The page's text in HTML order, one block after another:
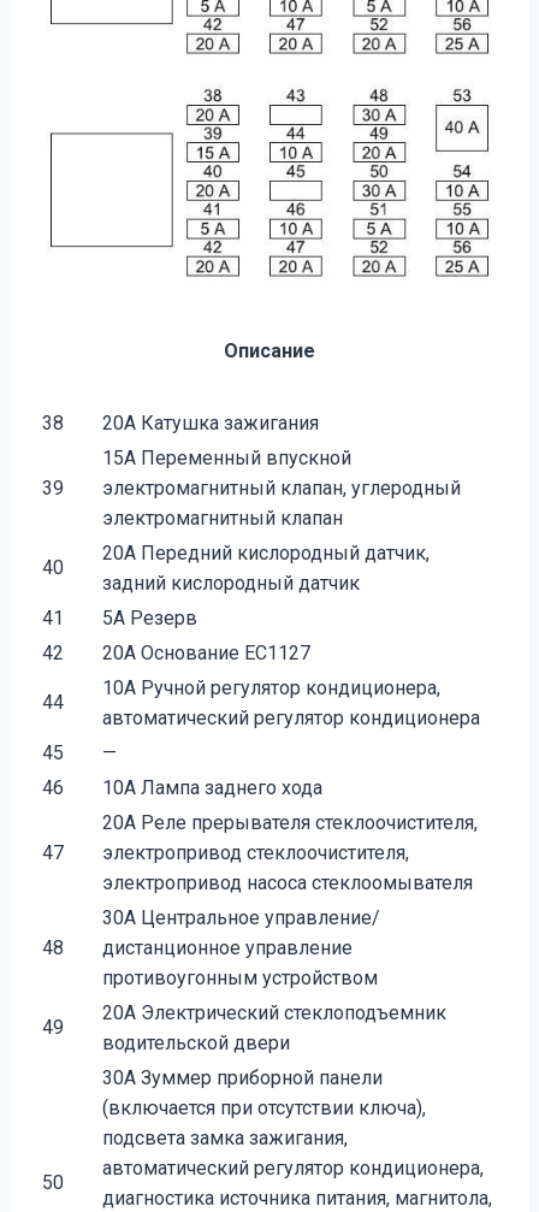
Описание
38 20A Катушка зажигания
39
15A Переменный впускной
электромагнитный кла­пан, углеродный
электромагнитный клапан
40
20A Передний кислородный датчик,
задний кисло­родный датчик
41
5A Резерв
42
20A Основание ЕС1127
44
10A Ручной регулятор кондиционера,
автоматиче­ский регулятор кондиционера
45
—
46
10A Лампа заднего хода
47
20A Реле прерывателя стеклоочистителя,
электропривод стеклоочистителя,
электропривод насоса стеклоомывателя
48
30A Центральное управление/
дистанционное управление
противоугонным устройством
49
20A Электрический стеклоподъемник
водительской двери
50
30A Зуммер приборной панели
(включается при отсутствии ключа),
подсвета замка зажигания,
автоматический регулятор кондиционера,
диагностика источника питания, магнитола,